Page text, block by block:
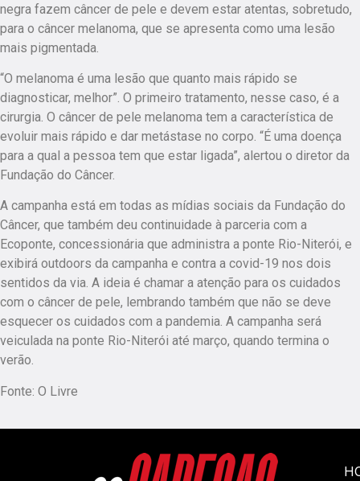
negra fazem câncer de pele e devem estar atentas, sobretudo,
para o câncer melanoma, que se apresenta como uma lesão
mais pigmentada.
“O melanoma é uma lesão que quanto mais rápido se
diagnosticar, melhor”. O primeiro tratamento, nesse caso, é a
cirurgia. O câncer de pele melanoma tem a característica de
evoluir mais rápido e dar metástase no corpo. “É uma doença
para a qual a pessoa tem que estar ligada”, alertou o diretor da
Fundação do Câncer.
A campanha está em todas as mídias sociais da Fundação do
Câncer, que também deu continuidade à parceria com a
Ecoponte, concessionária que administra a ponte Rio-Niterói, e
exibirá outdoors da campanha e contra a covid-19 nos dois
sentidos da via. A ideia é chamar a atenção para os cuidados
com o câncer de pele, lembrando também que não se deve
esquecer os cuidados com a pandemia. A campanha será
veiculada na ponte Rio-Niterói até março, quando termina o
verão.
Fonte: O Livre